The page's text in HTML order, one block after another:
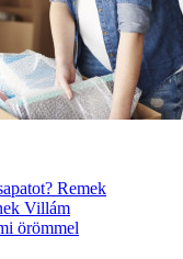
Remek
Villám
örömmel